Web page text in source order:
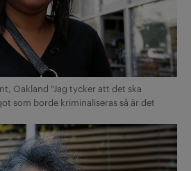
Oakland "Jag tycker att det ska
som borde kriminaliseras så är det